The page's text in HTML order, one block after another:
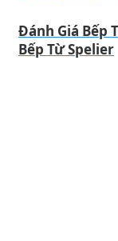
Đánh Giá Bếp
Bếp Từ Spelier